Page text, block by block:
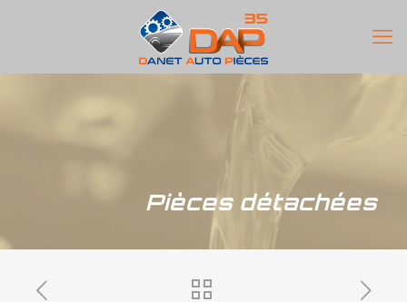
Pièces détachées